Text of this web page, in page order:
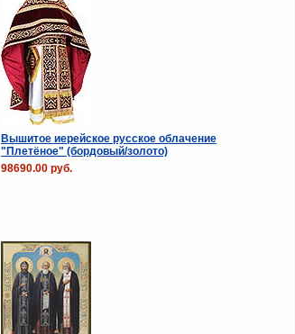
Вышитое иерейское русское облачение
"Плетёное" (бордовый/золото)
98690.00 руб.